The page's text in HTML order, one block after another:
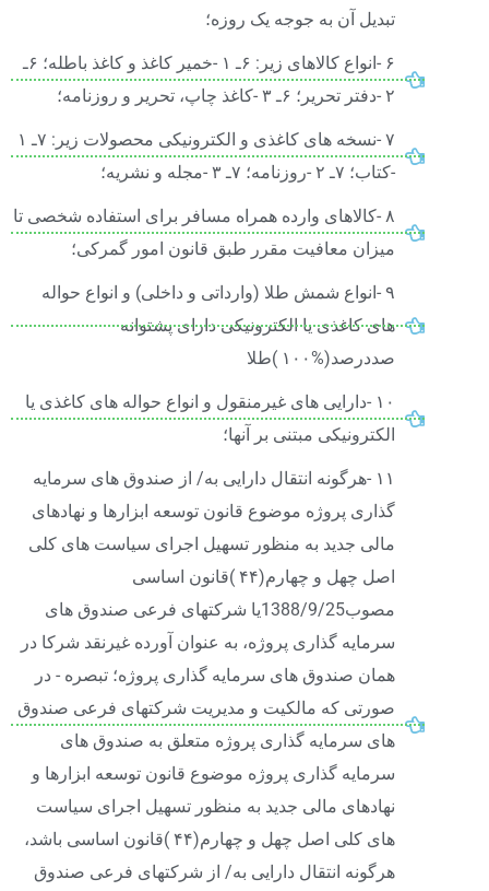
تبدیل آن به جوجه یک روزه؛
۶ -انواع کالاهای زیر: ۶ـ ۱ -خمیر کاغذ و کاغذ باطله؛ ۶ـ
۲ -دفتر تحریر؛ ۶ـ ۳ -کاغذ چاپ، تحریر و روزنامه؛
۷ -نسخه های کاغذی و الکترونیکی محصولات زیر: ۷ـ ۱
-کتاب؛ ۷ـ ۲ -روزنامه؛ ۷ـ ۳ -مجله و نشریه؛
۸ -کالاهای وارده همراه مسافر برای استفاده شخصی تا
میزان معافیت مقرر طبق قانون امور گمرکی؛
۹ -انواع شمش طلا (وارداتی و داخلی) و انواع حواله
های کاغذی یا الکترونیکی دارای پشتوانه
صددرصد(%۱۰۰ )طلا
۱۰ -دارایی های غیرمنقول و انواع حواله های کاغذی یا
الکترونیکی مبتنی بر آنها؛
۱۱ -هرگونه انتقال دارایی به/ از صندوق های سرمایه
گذاری پروژه موضوع قانون توسعه ابزارها و نهادهای
مالی جدید به منظور تسهیل اجرای سیاست های کلی
اصل چهل و چهارم(۴۴ )قانون اساسی
مصوب1388/9/25یا شرکتهای فرعی صندوق های
سرمایه گذاری پروژه، به عنوان آورده غیرنقد شرکا در
همان صندوق های سرمایه گذاری پروژه؛ تبصره - در
صورتی که مالکیت و مدیریت شرکتهای فرعی صندوق
های سرمایه گذاری پروژه متعلق به صندوق های
سرمایه گذاری پروژه موضوع قانون توسعه ابزارها و
نهادهای مالی جدید به منظور تسهیل اجرای سیاست
های کلی اصل چهل و چهارم(۴۴ )قانون اساسی باشد،
هرگونه انتقال دارایی به/ از شرکتهای فرعی صندوق